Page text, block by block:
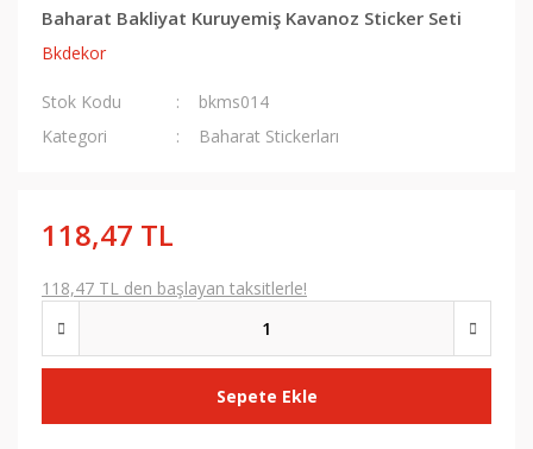
Baharat Bakliyat Kuruyemiş Kavanoz Sticker Seti
Bkdekor
Stok Kodu
bkms014
Kategori
Baharat Stickerları
118,47 TL
118,47 TL den başlayan taksitlerle!
Sepete Ekle